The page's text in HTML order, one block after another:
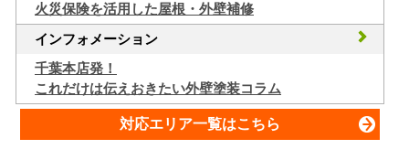
火災保険を活用した屋根・外壁補修
インフォメーション
千葉本店発！
これだけは伝えおきたい外壁塗装コラム
対応エリア一覧はこちら